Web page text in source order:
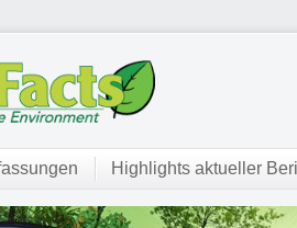
Highlights aktueller